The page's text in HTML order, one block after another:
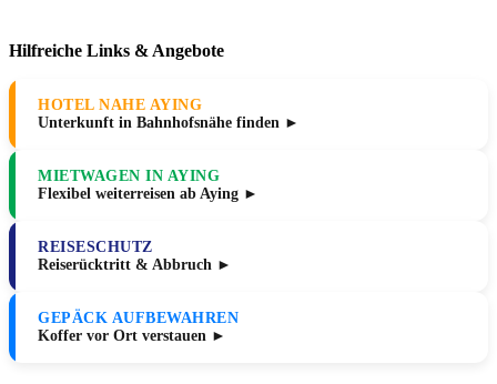
Hilfreiche Links & Angebote
HOTEL NAHE AYING
Unterkunft in Bahnhofsnähe finden ►
MIETWAGEN IN AYING
Flexibel weiterreisen ab Aying ►
REISESCHUTZ
Reiserücktritt & Abbruch ►
GEPÄCK AUFBEWAHREN
Koffer vor Ort verstauen ►